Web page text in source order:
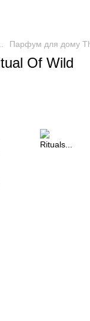
Парфум для дому
Of Wild